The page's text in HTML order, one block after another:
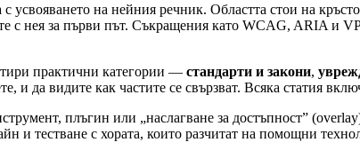
усвояването на нейния речник. Областта стои на
с нея за първи път. Съкращения като WCAG, ARIA и
практични категории — стандарти и закони,
и да видите как частите се свързват. Всяка статия
плъгин или „наслагване за достъпност”
и тестване с хората, които разчитат на помощни